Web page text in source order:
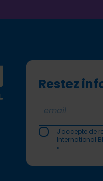
Restez
J'accepte de
International
*